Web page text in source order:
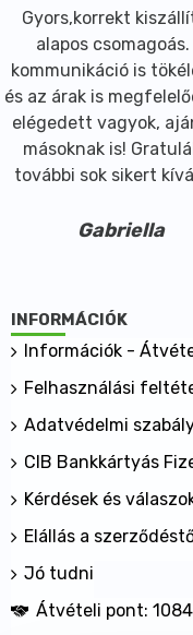
Gyors,korrekt
alapos csomagoás.
kommunikáció is
és az árak is
elégedett vagyok,
másoknak is!
további sok sikert
Gabriella
INFORMÁCIÓK
Információk -
Felhasználási
Adatvédelmi
CIB Bankkártyás
Kérdések és
Elállás a
Jó tudni
Átvételi pont: